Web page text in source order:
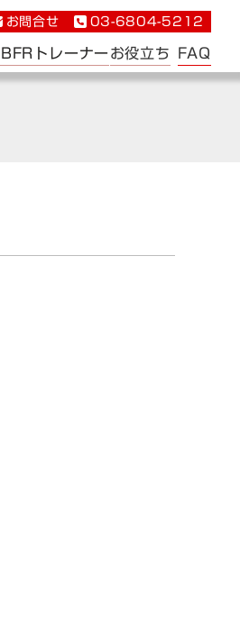
お問合せ 03-6804-5212
BFRトレーナーお役立ち FAQ